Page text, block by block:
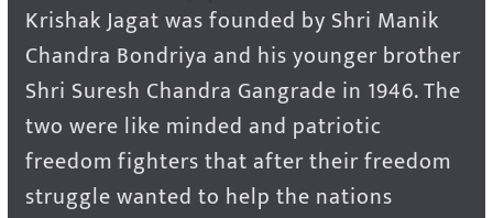
Krishak Jagat was founded by Shri Manik
Chandra Bondriya and his younger brother
Shri Suresh Chandra Gangrade in 1946. The
two were like minded and patriotic
freedom fighters that after their freedom
struggle wanted to help the nations